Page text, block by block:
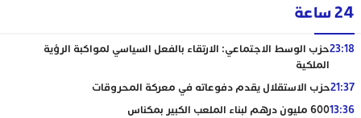
24 ساعة
23:18حزب الوسط الاجتماعي: الارتقاء بالفعل السياسي لمواكبة الرؤية
الملكية
21:37حزب الاستقلال يقدم دفوعاته في معركة المحروقات
13:36600 مليون درهم لبناء الملعب الكبير بمكناس